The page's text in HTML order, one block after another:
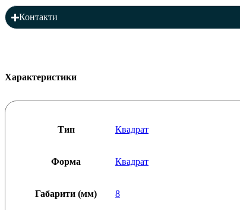
Контакти
Характеристики
Тип Квадрат
Форма Квадрат
Габарити (мм) 8